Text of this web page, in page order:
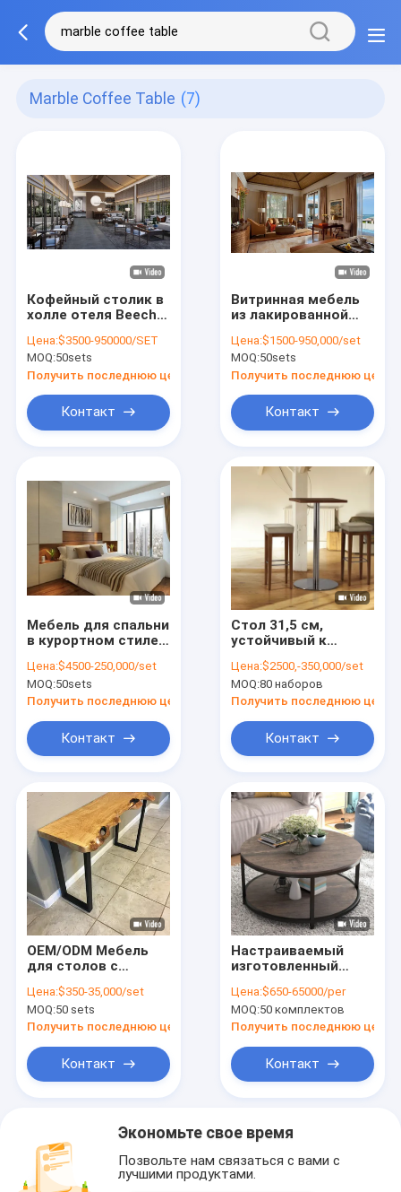
Marble Coffee Table (7)
Кофейный столик в
холле отеля Beech
современная
мебель для
гостиной ISO9001
Цена:$3500-950000/SET
MOQ:50sets
Получить последнюю цену
Контакт
Витринная мебель
из лакированной
домов: журнальный
столик SS201
Цена:$1500-950,000/set
MOQ:50sets
Получить последнюю цену
Контакт
Мебель для спальни
в курортном стиле,
пространства, бук,
белый дуб,
журнальный столик
Цена:$4500-250,000/set
MOQ:50sets
Получить последнюю цену
Контакт
Стол 31,5 см,
устойчивый к
современный
компьютерный
стол, столик для
Цена:$2500,-350,000/set
MOQ:80 наборов
Получить последнюю цену
Контакт
OEM/ODM Мебель
для столов с
деревом/панелью/
винером
Цена:$350-35,000/set
MOQ:50 sets
Получить последнюю цену
Контакт
Настраиваемый
изготовленный
деревянный рамок
секционный
кофейный стол для
Цена:$650-65000/per
MOQ:50 комплектов
Получить последнюю цену
Контакт
Экономьте свое время
Позвольте нам связаться с вами с
лучшими продуктами.